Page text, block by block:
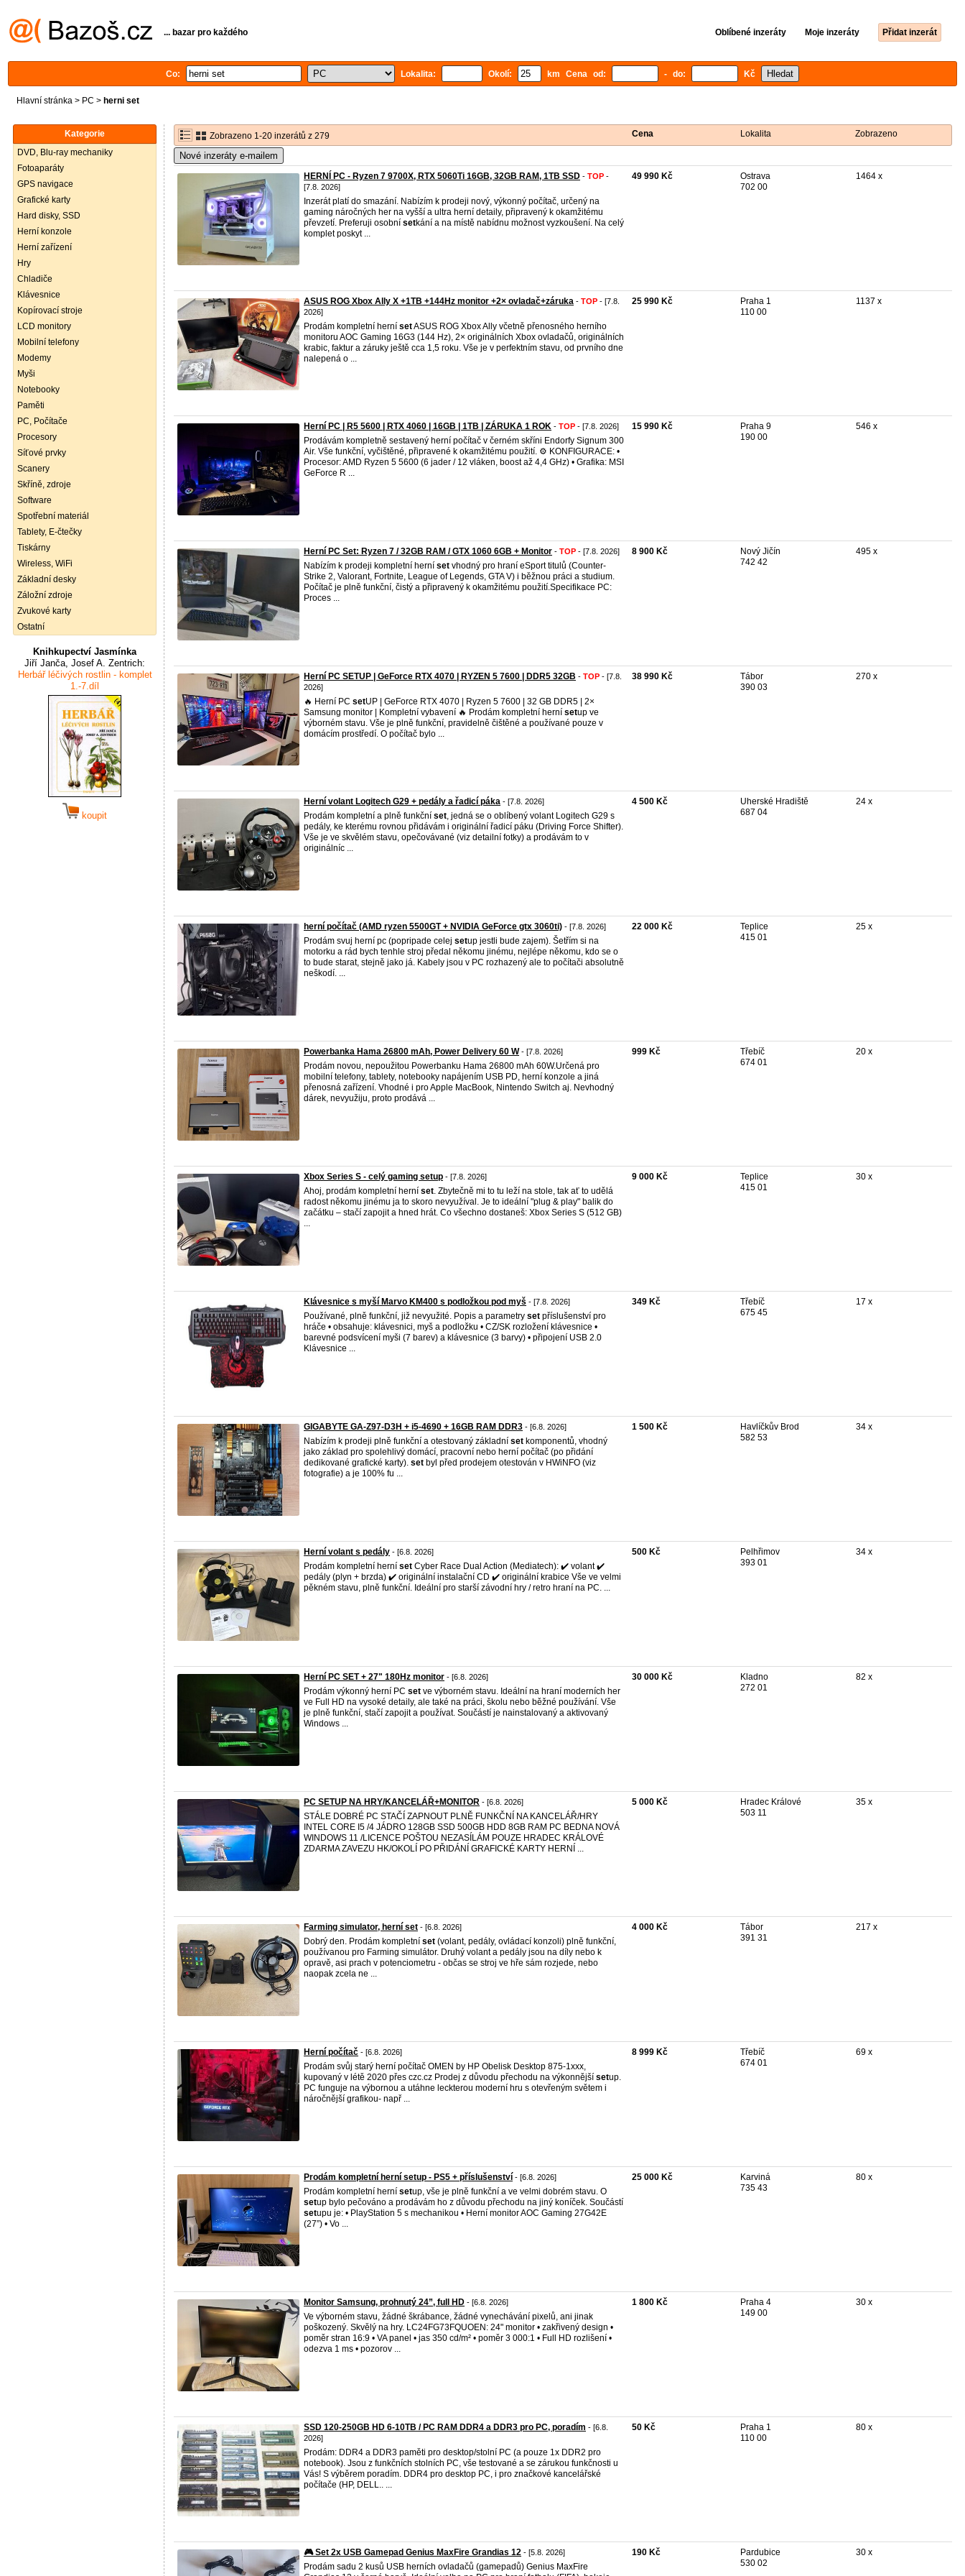
... bazar pro každého Oblíbené inzeráty Moje inzeráty Přidat inzerát
Co: Lokalita: Okolí: km Cena od: - do: Kč
Hlavní stránka > PC > herni set
Kategorie
DVD, Blu-ray mechaniky
Fotoaparáty
GPS navigace
Grafické karty
Hard disky, SSD
Herní konzole
Herní zařízení
Hry
Chladiče
Klávesnice
Kopírovací stroje
LCD monitory
Mobilní telefony
Modemy
Myši
Notebooky
Paměti
PC, Počítače
Procesory
Síťové prvky
Scanery
Skříně, zdroje
Software
Spotřební materiál
Tablety, E-čtečky
Tiskárny
Wireless, WiFi
Základní desky
Záložní zdroje
Zvukové karty
Ostatní
Knihkupectví Jasmínka
Jiří Janča, Josef A. Zentrich:
Herbář léčivých rostlin - komplet
1.-7.díl
koupit
Zobrazeno 1-20 inzerátů z 279 Cena Lokalita Zobrazeno
Nové inzeráty e-mailem
HERNÍ PC - Ryzen 7 9700X, RTX 5060Ti 16GB, 32GB RAM, 1TB SSD - TOP -
[7.8. 2026]
Inzerát platí do smazání. Nabízím k prodeji nový, výkonný počítač, určený na
gaming náročných her na vyšší a ultra herní detaily, připravený k okamžitému
převzetí. Preferuji osobní setkání a na místě nabídnu možnost vyzkoušení. Na celý
komplet poskyt ...
49 990 Kč
Ostrava
702 00
1464 x
ASUS ROG Xbox Ally X +1TB +144Hz monitor +2× ovladač+záruka - TOP - [7.8.
2026]
Prodám kompletní herní setASUS ROG Xbox Ally včetně přenosného herního
monitoru AOC Gaming 16G3 (144 Hz), 2× originálních Xbox ovladačů, originálních
krabic, faktur a záruky ještě cca 1,5 roku. Vše je v perfektním stavu, od prvního dne
nalepená o ...
25 990 Kč
Praha 1
110 00
1137 x
Herní PC | R5 5600 | RTX 4060 | 16GB | 1TB | ZÁRUKA 1 ROK - TOP - [7.8. 2026]
Prodávám kompletně sestavený herní počítač v černém skříni Endorfy Signum 300
Air. Vše funkční, vyčištěné, připravené k okamžitému použití. ⚙️ KONFIGURACE: •
Procesor: AMD Ryzen 5 5600 (6 jader / 12 vláken, boost až 4,4 GHz) • Grafika: MSI
GeForce R ...
15 990 Kč
Praha 9
190 00
546 x
Herní PC Set: Ryzen 7 / 32GB RAM / GTX 1060 6GB + Monitor - TOP - [7.8. 2026]
Nabízím k prodeji kompletní herní set vhodný pro hraní eSport titulů (Counter-
Strike 2, Valorant, Fortnite, League of Legends, GTA V) i běžnou práci a studium.
Počítač je plně funkční, čistý a připravený k okamžitému použití. ​Specifikace PC: ​
Proces ...
8 900 Kč
Nový Jičín
742 42
495 x
Herní PC SETUP | GeForce RTX 4070 | RYZEN 5 7600 | DDR5 32GB - TOP - [7.8.
2026]
🔥 Herní PC setUP | GeForce RTX 4070 | Ryzen 5 7600 | 32 GB DDR5 | 2×
Samsung monitor | Kompletní vybavení 🔥 Prodám kompletní herní setup ve
výborném stavu. Vše je plně funkční, pravidelně čištěné a používané pouze v
domácím prostředí. O počítač bylo ...
38 990 Kč
Tábor
390 03
270 x
Herní volant Logitech G29 + pedály a řadicí páka - [7.8. 2026]
Prodám kompletní a plně funkční set, jedná se o oblíbený volant Logitech G29 s
pedály, ke kterému rovnou přidávám i originální řadicí páku (Driving Force Shifter).
Vše je ve skvělém stavu, opečovávané (viz detailní fotky) a prodávám to v
originálníc ...
4 500 Kč
Uherské Hradiště
687 04
24 x
herní počítač (AMD ryzen 5500GT + NVIDIA GeForce gtx 3060ti) - [7.8. 2026]
Prodám svuj herní pc (popripade celej setup jestli bude zajem). Šetřím si na
motorku a rád bych tenhle stroj předal někomu jinému, nejlépe někomu, kdo se o
to bude starat, stejně jako já. Kabely jsou v PC rozhazený ale to počítači absolutně
neškodí. ...
22 000 Kč
Teplice
415 01
25 x
Powerbanka Hama 26800 mAh, Power Delivery 60 W- [7.8. 2026]
Prodám novou, nepoužitou Powerbanku Hama 26800 mAh 60W.Určená pro
mobilní telefony, tablety, notebooky napájením USB PD, herní konzole a jiná
přenosná zařízení. Vhodné i pro Apple MacBook, Nintendo Switch aj. Nevhodný
dárek, nevyužiju, proto prodává ...
999 Kč
Třebíč
674 01
20 x
Xbox Series S - celý gaming setup - [7.8. 2026]
Ahoj, prodám kompletní herní set. Zbytečně mi to tu leží na stole, tak ať to udělá
radost někomu jinému ja to skoro nevyužíval. Je to ideální "plug & play" balik do
začátku – stačí zapojit a hned hrát. Co všechno dostaneš: Xbox Series S (512 GB)
...
9 000 Kč
Teplice
415 01
30 x
Klávesnice s myší Marvo KM400 s podložkou pod myš - [7.8. 2026]
Používané, plně funkční, již nevyužité. Popis a parametry set příslušenství pro
hráče • obsahuje: klávesnici, myš a podložku • CZ/SK rozložení klávesnice •
barevné podsvícení myši (7 barev) a klávesnice (3 barvy) • připojení USB 2.0
Klávesnice ...
349 Kč
Třebíč
675 45
17 x
GIGABYTE GA-Z97-D3H + i5-4690 + 16GB RAM DDR3 - [6.8. 2026]
Nabízím k prodeji plně funkční a otestovaný základní set komponentů, vhodný
jako základ pro spolehlivý domácí, pracovní nebo herní počítač (po přidání
dedikované grafické karty). set byl před prodejem otestován v HWiNFO (viz
fotografie) a je 100% fu ...
1 500 Kč
Havlíčkův Brod
582 53
34 x
Herní volant s pedály - [6.8. 2026]
Prodám kompletní herní set Cyber Race Dual Action (Mediatech): ✔️ volant ✔️
pedály (plyn + brzda) ✔️ originální instalační CD ✔️ originální krabice Vše ve velmi
pěkném stavu, plně funkční. Ideální pro starší závodní hry / retro hraní na PC. ...
500 Kč
Pelhřimov
393 01
34 x
Herní PC SET + 27" 180Hz monitor - [6.8. 2026]
Prodám výkonný herní PC set ve výborném stavu. Ideální na hraní moderních her
ve Full HD na vysoké detaily, ale také na práci, školu nebo běžné používání. Vše
je plně funkční, stačí zapojit a používat. Součástí je nainstalovaný a aktivovaný
Windows ...
30 000 Kč
Kladno
272 01
82 x
PC SETUP NA HRY/KANCELÁŘ+MONITOR - [6.8. 2026]
STÁLE DOBRÉ PC STAČÍ ZAPNOUT PLNĚ FUNKČNÍ NA KANCELÁŘ/HRY
INTEL CORE I5 /4 JÁDRO 128GB SSD 500GB HDD 8GB RAM PC BEDNA NOVÁ
WINDOWS 11 /LICENCE POŠTOU NEZASÍLÁM POUZE HRADEC KRÁLOVÉ
ZDARMA ZAVEZU HK/OKOLÍ PO PŘIDÁNÍ GRAFICKÉ KARTY HERNÍ ...
5 000 Kč
Hradec Králové
503 11
35 x
Farming simulator, herní set - [6.8. 2026]
Dobrý den. Prodám kompletní set (volant, pedály, ovládací konzoli) plně funkční,
používanou pro Farming simulátor. Druhý volant a pedály jsou na díly nebo k
opravě, asi prach v potenciometru - občas se stroj ve hře sám rozjede, nebo
naopak zcela ne ...
4 000 Kč
Tábor
391 31
217 x
Herní počítač - [6.8. 2026]
Prodám svůj starý herní počítač OMEN by HP Obelisk Desktop 875-1xxx,
kupovaný v létě 2020 přes czc.cz Prodej z důvodu přechodu na výkonnější setup.
PC funguje na výbornou a utáhne leckterou moderní hru s otevřeným světem i
náročnější grafikou- např ...
8 999 Kč
Třebíč
674 01
69 x
Prodám kompletní herní setup - PS5 + příslušenství - [6.8. 2026]
Prodám kompletní herní setup, vše je plně funkční a ve velmi dobrém stavu. O
setup bylo pečováno a prodávám ho z důvodu přechodu na jiný koníček. Součástí
setupu je: • PlayStation 5 s mechanikou • Herní monitor AOC Gaming 27G42E
(27”) • Vo ...
25 000 Kč
Karviná
735 43
80 x
Monitor Samsung, prohnutý 24”, full HD - [6.8. 2026]
Ve výborném stavu, žádné škrábance, žádné vynechávání pixelů, ani jinak
poškozený. Skvělý na hry. LC24FG73FQUOEN: 24" monitor • zakřivený design •
poměr stran 16:9 • VA panel • jas 350 cd/m² • poměr 3 000:1 • Full HD rozlišení •
odezva 1 ms • pozorov ...
1 800 Kč
Praha 4
149 00
30 x
SSD 120-250GB HD 6-10TB / PC RAM DDR4 a DDR3 pro PC, poradím - [6.8.
2026]
Prodám: DDR4 a DDR3 paměti pro desktop/stolní PC (a pouze 1x DDR2 pro
notebook). Jsou z funkčních stolních PC, vše testované a se zárukou funkčnosti u
Vás! S výběrem poradím. DDR4 pro desktop PC, i pro značkové kancelářské
počítače (HP, DELL.. ...
50 Kč
Praha 1
110 00
80 x
🎮 Set 2x USB Gamepad Genius MaxFire Grandias 12 - [5.8. 2026]
Prodám sadu 2 kusů USB herních ovladačů (gamepadů) Genius MaxFire
190 Kč
Pardubice
530 02
30 x